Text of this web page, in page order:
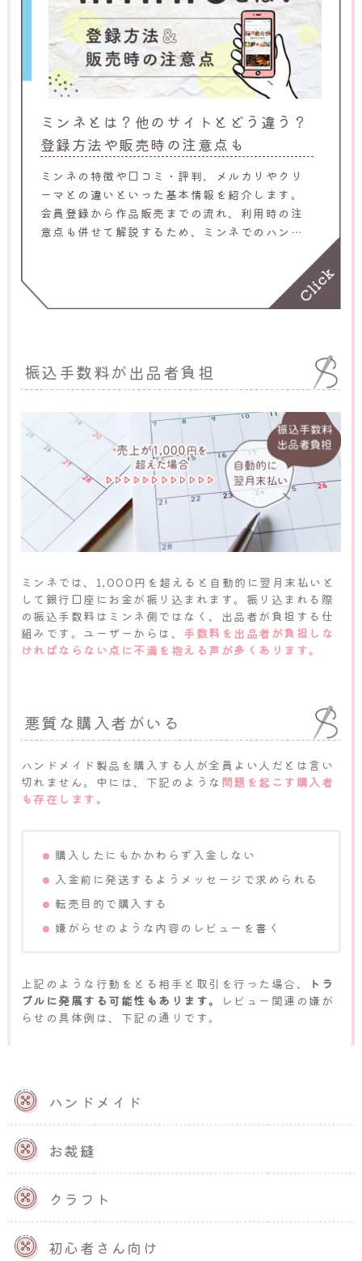
ハンドメイド
お裁縫
クラフト
初心者さん向け
ミンネとは？他のサイトとどう違う？
登録方法や販売時の注意点も
ミンネの特徴や口コミ・評判、メルカリやクリ
ーマとの違いといった基本情報を紹介します。
会員登録から作品販売までの流れ、利用時の注
意点も併せて解説するため、ミンネでのハンド
振込手数料が出品者負担
ミンネでは、1,000円を超えると自動的に翌月末払いと
して銀行口座にお金が振り込まれます。振り込まれる際
の振込手数料はミンネ側ではなく、出品者が負担する仕
組みです。ユーザーからは、 手数料を出品者が負担しな
ければならない点に不満を抱える声が多くあります。
悪質な購入者がいる
ハンドメイド製品を購入する人が全員よい人だとは言い
切れません。中には、下記のような 問題を起こす購入者
も存在します。
購入したにもかかわらず入金しない
入金前に発送するようメッセージで求められる
転売目的で購入する
嫌がらせのような内容のレビューを書く
上記のような行動をとる相手と取引を行った場合、
トラ
ブルに発展する可能性もあります。
レビュー関連の嫌が
らせの具体例は、下記の通りです。
レビューを書かれる
頑丈に制作や梱包を行い、安全確認を行ってか
ら発送したにもかかわらず、「購入後すぐに壊
れた」というレビューを書かれる